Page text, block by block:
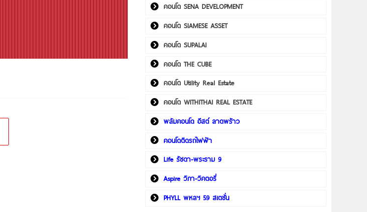
คอนโด SENA DEVELOPMENT
คอนโด SIAMESE ASSET
คอนโด SUPALAI
คอนโด THE CUBE
คอนโด Utility Real Estate
คอนโด WITHITHAI REAL ESTATE
พลัมคอนโด อีสต์ ลาดพร้าว
คอนโดติดรถไฟฟ้า
Life รัชดา-พระราม 9
Aspire วิภา-วิคตอรี่
PHYLL พหลฯ 59 สเตชั่น